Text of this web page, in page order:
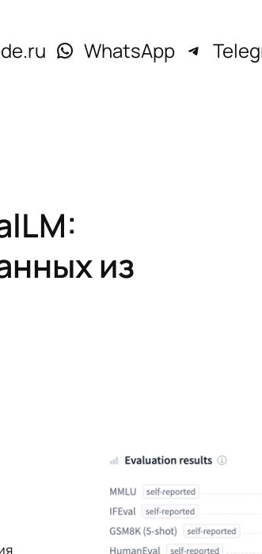
WhatsApp
из